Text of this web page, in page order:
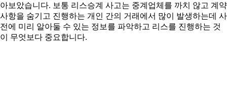
아보았습니다. 보통 리스승계 사고는 중계업체를 까치 않고 계약
사항을 숨기고 진행하는 개인 간의 거래에서 많이 발생하는데 사
전에 미리 알아둘 수 있는 정보를 파악하고 리스를 진행하는 것
이 무엇보다 중요합니다.